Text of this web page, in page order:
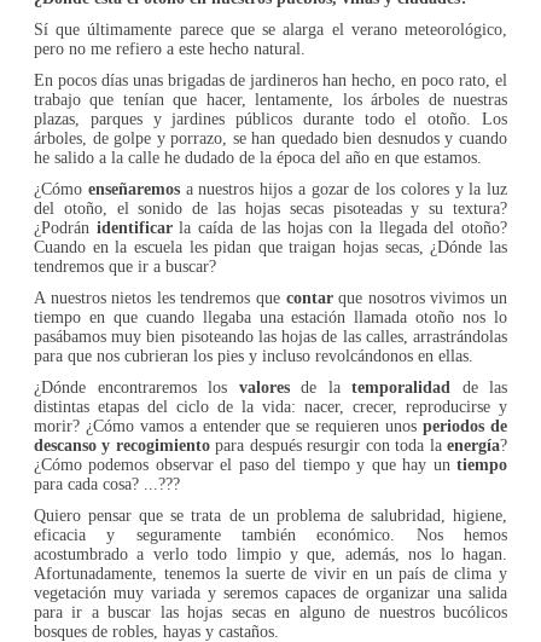
Sí que últimamente parece que se alarga el verano meteorológico,
pero no me refiero a este hecho natural.
En pocos días unas brigadas de jardineros han hecho, en poco rato, el
trabajo que tenían que hacer, lentamente, los árboles de nuestras
plazas, parques y jardines públicos durante todo el otoño. Los
árboles, de golpe y porrazo, se han quedado bien desnudos y cuando
he salido a la calle he dudado de la época del año en que estamos.
¿Cómo enseñaremos a nuestros hijos a gozar de los colores y la luz
del otoño, el sonido de las hojas secas pisoteadas y su textura?
¿Podrán identificarla caída de las hojas con la llegada del otoño?
Cuando en la escuela les pidan que traigan hojas secas, ¿Dónde las
tendremos que ir a buscar?
A nuestros nietos les tendremos que contarque nosotros vivimos un
tiempo en que cuando llegaba una estación llamada otoño nos lo
pasábamos muy bien pisoteando las hojas de las calles, arrastrándolas
para que nos cubrieran los pies y incluso revolcándonos en ellas.
¿Dónde encontraremos los valores de la temporalidad de las
distintas etapas del ciclo de la vida: nacer, crecer, reproducirse y
morir? ¿Cómo vamos a entender que se requieren unosperiodos de
descanso y recogimientopara después resurgir con toda laenergía?
¿Cómo podemos observar el paso del tiempo y que hay un tiempo
para cada cosa? ...???
Quiero pensar que se trata de un problema de salubridad, higiene,
eficacia y seguramente también económico. Nos hemos
acostumbrado a verlo todo limpio y que, además, nos lo hagan.
Afortunadamente, tenemos la suerte de vivir en un país de clima y
vegetación muy variada y seremos capaces de organizar una salida
para ir a buscar las hojas secas en alguno de nuestros bucólicos
bosques de robles, hayas y castaños.